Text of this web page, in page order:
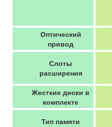
Оптический
привод
Слоты
расширения
Жесткие диски в
комплекте
Тип памяти